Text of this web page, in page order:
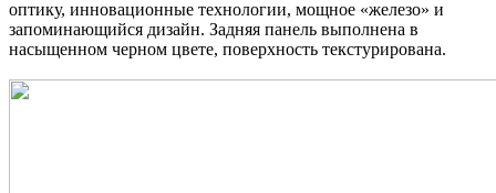
оптику, инновационные технологии, мощное «железо» и
запоминающийся дизайн. Задняя панель выполнена в
насыщенном черном цвете, поверхность текстурирована.